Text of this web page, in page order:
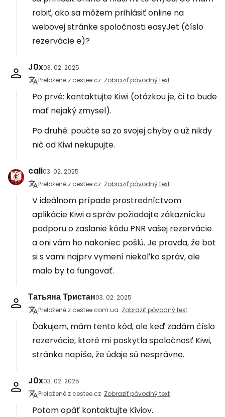
robiť, ako sa môžem prihlásiť online na
webovej stránke spoločnosti easyJet (číslo
rezervácie e)?
J0x03. 02. 2025
Preložené z cestee.cz Zobraziť pôvodný text
Po prvé: kontaktujte Kiwi (otázkou je, či to bude
mať nejaký zmysel).
Po druhé: poučte sa zo svojej chyby a už nikdy
nič od Kiwi nekupujte.
cali03. 02. 2025
Preložené z cestee.cz Zobraziť pôvodný text
V ideálnom prípade prostredníctvom
aplikácie Kiwi a správ požiadajte zákaznícku
podporu o zaslanie kódu PNR vašej rezervácie
a oni vám ho nakoniec pošlú. Je pravda, že bot
si s vami najprv vymení niekoľko správ, ale
malo by to fungovať.
Татьяна Тристан03. 02. 2025
Preložené z cestee.com.ua Zobraziť pôvodný text
Ďakujem, mám tento kód, ale keď zadám číslo
rezervácie, ktoré mi poskytla spoločnosť Kiwi,
stránka napíše, že údaje sú nesprávne.
J0x03. 02. 2025
Preložené z cestee.cz Zobraziť pôvodný text
Potom opäť kontaktujte Kiviov.